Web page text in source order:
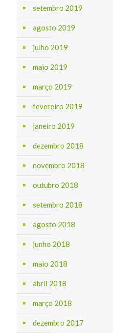
setembro 2019
agosto 2019
julho 2019
maio 2019
março 2019
fevereiro 2019
janeiro 2019
dezembro 2018
novembro 2018
outubro 2018
setembro 2018
agosto 2018
junho 2018
maio 2018
abril 2018
março 2018
dezembro 2017